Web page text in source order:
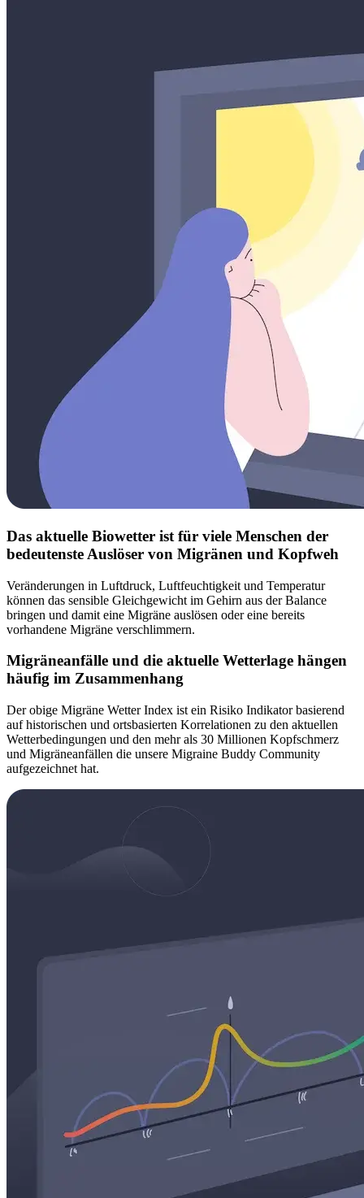
Das aktuelle Biowetter ist für viele Menschen der
bedeutenste Auslöser von Migränen und Kopfweh
Veränderungen in Luftdruck, Luftfeuchtigkeit und Temperatur
können das sensible Gleichgewicht im Gehirn aus der Balance
bringen und damit eine Migräne auslösen oder eine bereits
vorhandene Migräne verschlimmern.
Migräneanfälle und die aktuelle Wetterlage hängen
häufig im Zusammenhang
Der obige Migräne Wetter Index ist ein Risiko Indikator basierend
auf historischen und ortsbasierten Korrelationen zu den aktuellen
Wetterbedingungen und den mehr als 30 Millionen Kopfschmerz
und Migräneanfällen die unsere Migraine Buddy Community
aufgezeichnet hat.